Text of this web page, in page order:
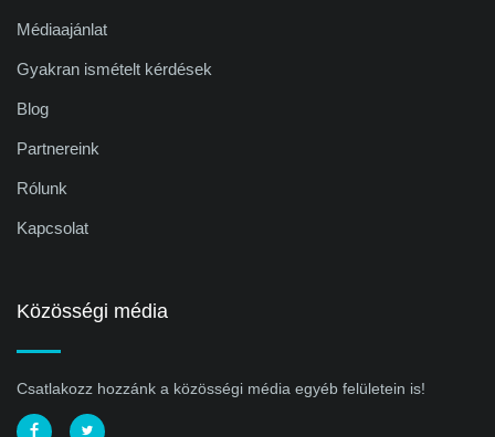
Médiaajánlat
Gyakran ismételt kérdések
Blog
Partnereink
Rólunk
Kapcsolat
Közösségi média
Csatlakozz hozzánk a közösségi média egyéb felületein is!